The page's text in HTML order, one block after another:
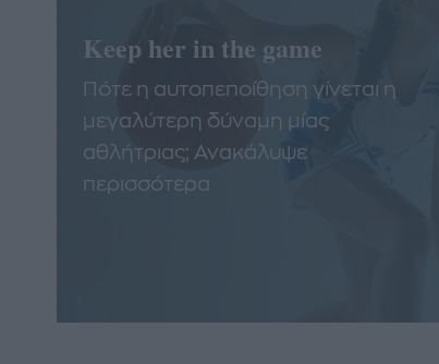
Keep her in the game
Πότε η αυτοπεποίθηση γίνεται η
μεγαλύτερη δύναμη μίας
αθλήτριας; Ανακάλυψε
περισσότερα